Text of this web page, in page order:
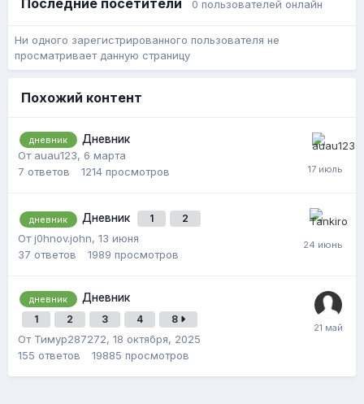
Последние посетители 0 пользователей онлайн
Ни одного зарегистрированного пользователя не
просматривает данную страницу
Похожий контент
дневник
Дневник
От auau123, 6 марта
7 ответов 1214 просмотров
дневник Дневник 1 2
От j0hnov.john, 13 июня
37 ответов 1989 просмотров
дневник Дневник
1 2 3 4 8
От Тимур287272, 18 октября, 2025
155 ответов 19885 просмотров